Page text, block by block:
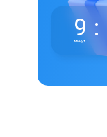
9
минут :